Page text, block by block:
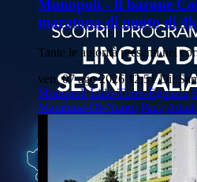
Monopoli - Il barone
maratona di nuoto di
Tante le autorità presenti nel
ven, 07 ago 2026 12:51 Di:
Monopoli Lido-Torre-Egnazia
Maratona-Di-Nuoto Pace